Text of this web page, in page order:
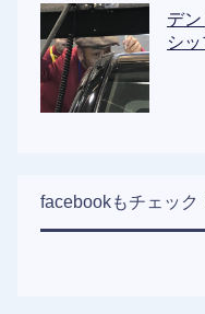
デ
シ
facebookもチェック